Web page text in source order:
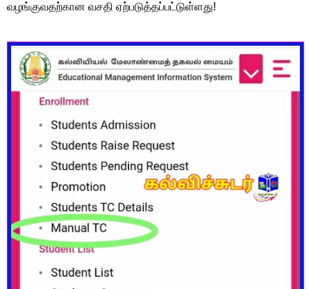
வழங்குவதற்கான வசதி ஏற்படுத்தப்பட்டுள்ளது!